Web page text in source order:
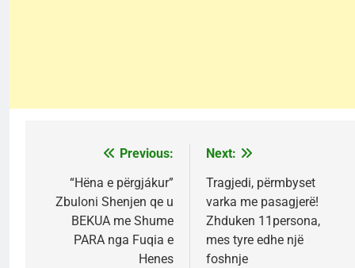
navigation
Previous:
“Hëna e përgjákur”
Zbuloni Shenjen qe u
BEKUA me Shume
PARA nga Fuqia e
Henes
Next:
Tragjedi, përmbyset
varka me pasagjerë!
Zhduken 11persona,
mes tyre edhe një
foshnje